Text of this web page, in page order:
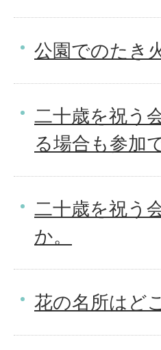
公園でのたき
二十歳を祝う
る場合も参加
二十歳を祝う
か。
花の名所はど